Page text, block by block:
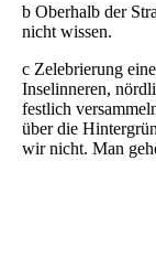
b Oberhalb der
nicht wissen.
c Zelebrierung
Inselinneren,
festlich
über die
wir nicht. Man